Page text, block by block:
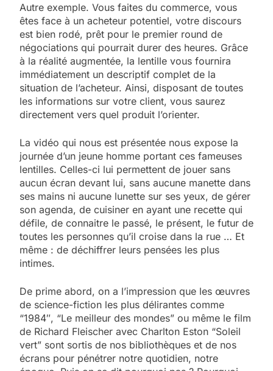
Autre exemple. Vous faites du commerce, vous
êtes face à un acheteur potentiel, votre discours
est bien rodé, prêt pour le premier round de
négociations qui pourrait durer des heures. Grâce
à la réalité augmentée, la lentille vous fournira
immédiatement un descriptif complet de la
situation de l’acheteur. Ainsi, disposant de toutes
les informations sur votre client, vous saurez
directement vers quel produit l’orienter.
La vidéo qui nous est présentée nous expose la
journée d’un jeune homme portant ces fameuses
lentilles. Celles-ci lui permettent de jouer sans
aucun écran devant lui, sans aucune manette dans
ses mains ni aucune lunette sur ses yeux, de gérer
son agenda, de cuisiner en ayant une recette qui
défile, de connaitre le passé, le présent, le futur de
toutes les personnes qu’il croise dans la rue … Et
même : de déchiffrer leurs pensées les plus
intimes.
De prime abord, on a l’impression que les œuvres
de science-fiction les plus délirantes comme
“1984″, “Le meilleur des mondes” ou même le film
de Richard Fleischer avec Charlton Eston “Soleil
vert” sont sortis de nos bibliothèques et de nos
écrans pour pénétrer notre quotidien, notre